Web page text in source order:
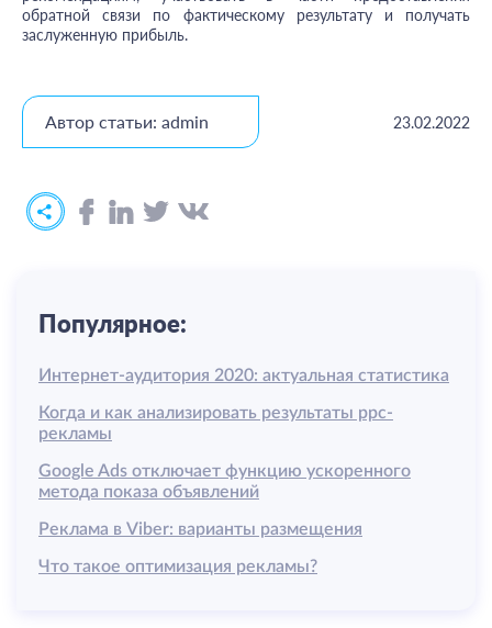
обратной связи по фактическому результату и получать
заслуженную прибыль.
Автор статьи: admin 23.02.2022
Популярное:
Интернет-аудитория 2020: актуальная статистика
Когда и как анализировать результаты ррс-
рекламы
Google Ads отключает функцию ускоренного
метода показа объявлений
Реклама в Viber: варианты размещения
Что такое оптимизация рекламы?